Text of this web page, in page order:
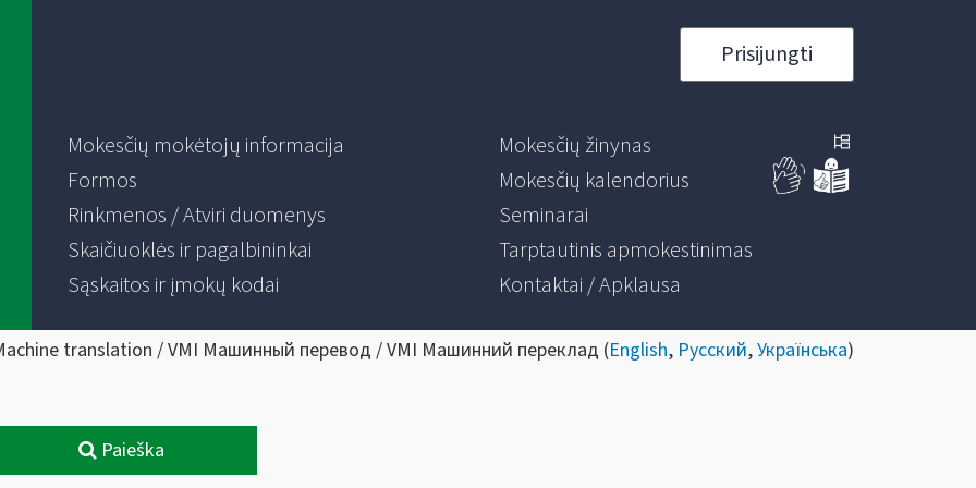
Prisijungti
Mokesčių mokėtojų informacija
Formos
Rinkmenos / Atviri duomenys
Skaičiuoklės ir pagalbininkai
Sąskaitos ir įmokų kodai
Mokesčių žinynas
Mokesčių kalendorius
Seminarai
Tarptautinis apmokestinimas
Kontaktai / Apklausa
translation / VMI Машинный перевод / VMI Машинний переклад (English, Русский,Українська)
Paieška